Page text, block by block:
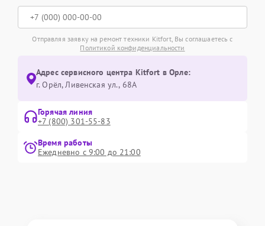
Отправляя заявку на ремонт техники Kitfort, Вы соглашаетесь с
Политикой конфиденциальности
Адрес сервисного центра Kitfort в Орле:
г. Орёл, Ливенская ул., 68А
Горячая линия
+7 (800) 301-55-83
Время работы
Ежедневно с 9:00 до 21:00